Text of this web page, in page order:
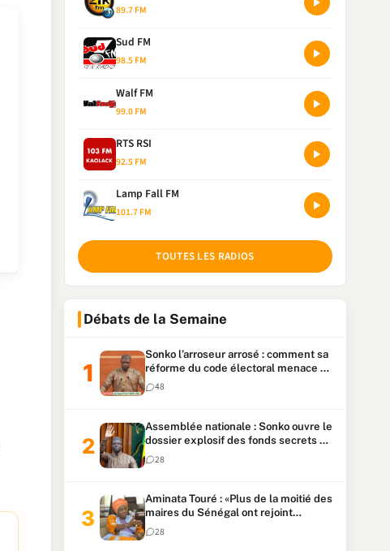
89.7 FM
Sud FM
98.5 FM
Walf FM
99.0 FM
RTS RSI
92.5 FM
Lamp Fall FM
101.7 FM
TOUTES LES RADIOS
Débats de la Semaine
Sonko l’arroseur arrosé : comment sa
réforme du code électoral menace sa
candidature
48
Assemblée nationale : Sonko ouvre le
dossier explosif des fonds secrets et
du patrimoine présidentiel
28
Aminata Touré : «Plus de la moitié des
maires du Sénégal ont rejoint
Kiiraay»
28